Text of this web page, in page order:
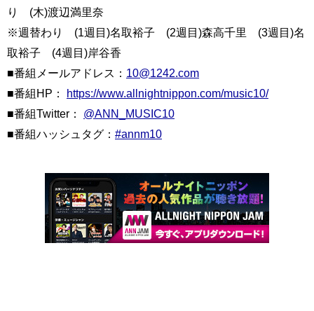
り (木)渡辺満里奈
※週替わり (1週目)名取裕子 (2週目)森高千里 (3週目)名
取裕子 (4週目)岸谷香
■番組メールアドレス： 10@1242.com
■番組HP： https://www.allnightnippon.com/music10/
■番組Twitter： @ANN_MUSIC10
■番組ハッシュタグ： #annm10